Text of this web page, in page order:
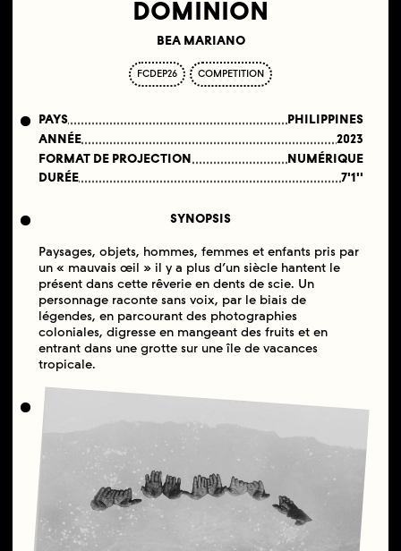
DOMINION
BEA MARIANO
FCDEP26 COMPETITION
PAYS
PHILIPPINES
ANNÉE
2023
FORMAT DE PROJECTION
NUMÉRIQUE
DURÉE
7'1''
SYNOPSIS
Paysages, objets, hommes, femmes et enfants pris par
un « mauvais œil » il y a plus d’un siècle hantent le
présent dans cette rêverie en dents de scie. Un
personnage raconte sans voix, par le biais de
légendes, en parcourant des photographies
coloniales, digresse en mangeant des fruits et en
entrant dans une grotte sur une île de vacances
tropicale.